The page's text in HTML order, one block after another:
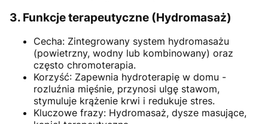
3. Funkcje terapeutyczne (Hydromasaż)
Cecha: Zintegrowany system hydromasażu
(powietrzny, wodny lub kombinowany) oraz
często chromoterapia.
Korzyść: Zapewnia hydroterapię w domu -
rozluźnia mięśnie, przynosi ulgę stawom,
stymuluje krążenie krwi i redukuje stres.
Kluczowe frazy: Hydromasaż, dysze masujące,